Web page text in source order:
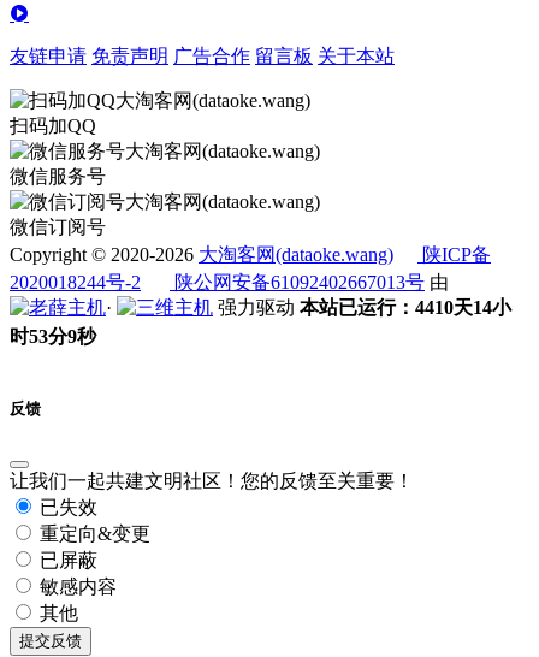
友链申请 免责声明 广告合作 留言板 关于本站
扫码加QQ
微信服务号
微信订阅号
Copyright © 2020-2026 大淘客网(dataoke.wang)
陕ICP备
2020018244号-2
陕公网安备61092402667013号 由
·
强力驱动 本站已运行：4410天14小
时53分9秒
反馈
让我们一起共建文明社区！您的反馈至关重要！
已失效
重定向&变更
已屏蔽
敏感内容
其他
提交反馈